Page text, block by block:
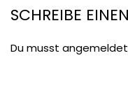
SCHREIBE
Du musst angemeldet